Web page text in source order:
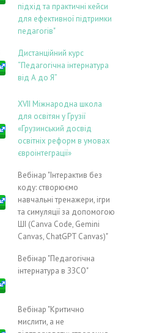
підхід та практичні кейси
для ефективної підтримки
педагогів"
Дистанційний курс
“Педагогічна інтернатура
від А до Я”
ХVIІ Міжнародна школа
для освітян у Грузії
«Грузинський досвід
освітніх реформ в умовах
євроінтеграції»
Вебінар "Інтерактив без
коду: створюємо
навчальні тренажери, ігри
та симуляції за допомогою
ШІ (Canva Code, Gemini
Canvas, ChatGPT Canvas)"
Вебінар "Педагогічна
інтернатура в ЗЗСО"
Вебінар "Критично
мислити, а не